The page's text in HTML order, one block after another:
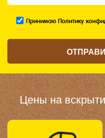
Принимаю Политику
Цены на